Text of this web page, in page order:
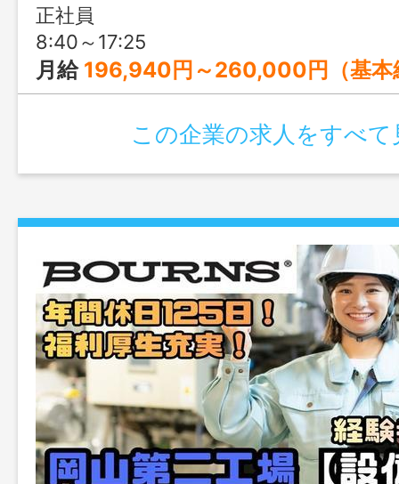
正社員
8:40～17:25
月給 196,940円～260,000円（基本給） ※下限金額は、高校卒業後の新卒社員を想定。 ※ご年齢やス
この企業の求人をすべて